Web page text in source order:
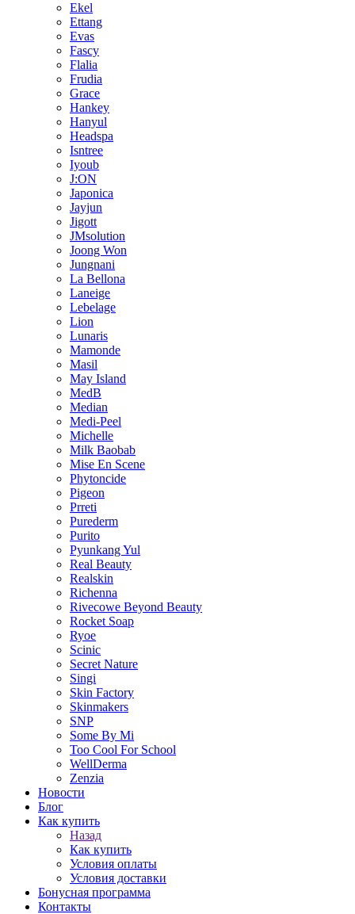
Ekel
Ettang
Evas
Fascy
Flalia
Frudia
Grace
Hankey
Hanyul
Headspa
Isntree
Iyoub
J:ON
Japonica
Jayjun
Jigott
JMsolution
Joong Won
Jungnani
La Bellona
Laneige
Lebelage
Lion
Lunaris
Mamonde
Masil
May Island
MedB
Median
Medi-Peel
Michelle
Milk Baobab
Mise En Scene
Phytoncide
Pigeon
Prreti
Purederm
Purito
Pyunkang Yul
Real Beauty
Realskin
Richenna
Rivecowe Beyond Beauty
Rocket Soap
Ryoe
Scinic
Secret Nature
Singi
Skin Factory
Skinmakers
SNP
Some By Mi
Too Cool For School
WellDerma
Zenzia
Новости
Блог
Как купить
Назад
Как купить
Условия оплаты
Условия доставки
Бонусная программа
Контакты